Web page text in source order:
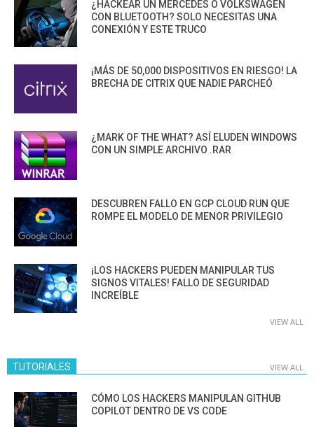
¿HACKEAR UN MERCEDES O VOLKSWAGEN
CON BLUETOOTH? SOLO NECESITAS UNA
CONEXIÓN Y ESTE TRUCO
¡MÁS DE 50,000 DISPOSITIVOS EN RIESGO! LA
BRECHA DE CITRIX QUE NADIE PARCHEÓ
¿MARK OF THE WHAT? ASÍ ELUDEN WINDOWS
CON UN SIMPLE ARCHIVO .RAR
DESCUBREN FALLO EN GCP CLOUD RUN QUE
ROMPE EL MODELO DE MENOR PRIVILEGIO
¡LOS HACKERS PUEDEN MANIPULAR TUS
SIGNOS VITALES! FALLO DE SEGURIDAD
INCREÍBLE
VIEW ALL
TUTORIALES VIEW ALL
CÓMO LOS HACKERS MANIPULAN GITHUB
COPILOT DENTRO DE VS CODE